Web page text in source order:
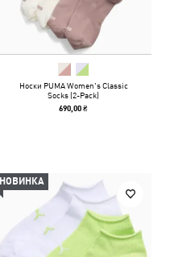
Носки PUMA Women's Classic
Socks (2-Pack)
690,00 ₴
НОВИНКА